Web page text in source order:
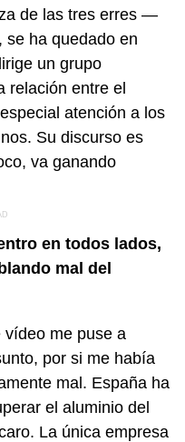
de las tres erres —
ha quedado en
un grupo
relación entre el
atención a los
Su discurso es
va ganando
en todos lados,
mal del
me puse a
por si me había
mal. España ha
el aluminio del
La única empresa